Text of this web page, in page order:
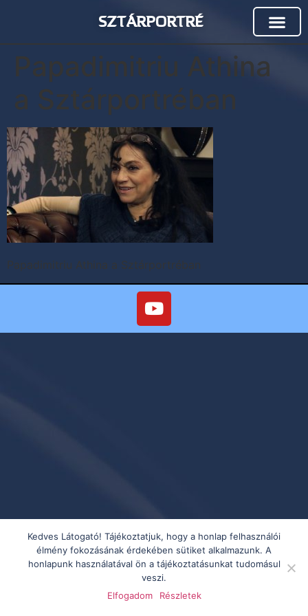
SZTÁRPORTRÉ
Papadimitriu Athina
a Sztárportréban
Papadimitriu Athina a Sztárportréban
Kedves Látogató! Tájékoztatjuk, hogy a honlap felhasználói
élmény fokozásának érdekében sütiket alkalmazunk. A
honlapunk használatával ön a tájékoztatásunkat tudomásul
veszi.
Elfogadom
Részletek